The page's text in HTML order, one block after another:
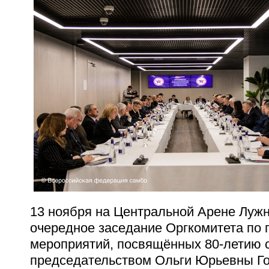
13 ноября на Центральной Арене
очередное заседание Оргкомитета
мероприятий, посвящённых 80-летию
председательством Ольги Юрьевны